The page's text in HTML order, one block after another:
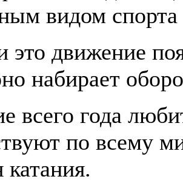
видом
это движение
набирает
всего года
по всему